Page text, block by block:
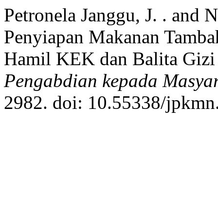
Petronela Janggu, J. . and
Penyiapan Makanan
Hamil KEK dan Balita
Pengabdian kepada
2982. doi: 10.55338/